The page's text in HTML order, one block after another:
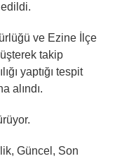
ve Ezine İlçe
takip
yaptığı tespit
alındı.
Güncel, Son